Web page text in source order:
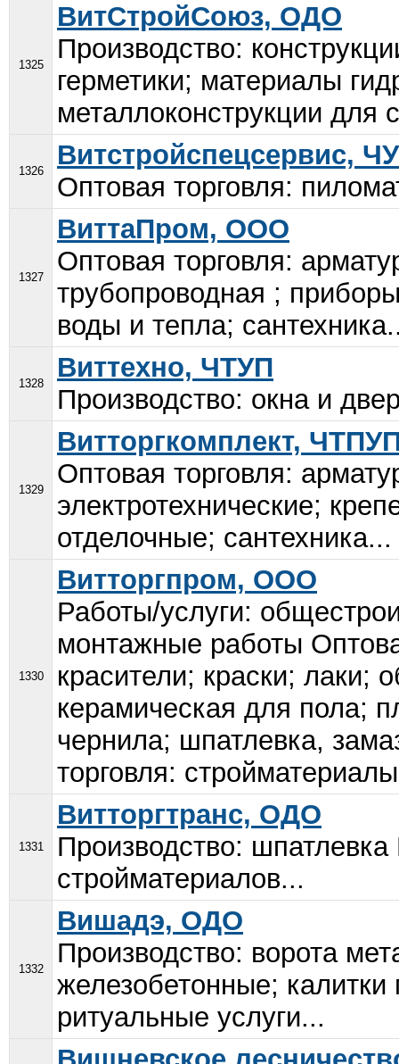
1325
ВитСтройСоюз, ОДО
Производство:
герметики; материалы
металлоконструкции для
1326
Витстройспецсервис,
Оптовая торговля:
1327
ВиттаПром, ООО
Оптовая торговля:
трубопроводная ;
воды и тепла;
1328
Виттехно, ЧТУП
Производство: окна и
1329
Витторгкомплект,
Оптовая торговля:
электротехнические;
отделочные; сантехника...
1330
Витторгпром, ООО
Работы/услуги:
монтажные работы
красители; краски; лаки;
керамическая для пола;
чернила; шпатлевка,
торговля:
1331
Витторгтранс, ОДО
Производство:
стройматериалов...
1332
Вишадэ, ОДО
Производство: ворота
железобетонные;
ритуальные услуги...